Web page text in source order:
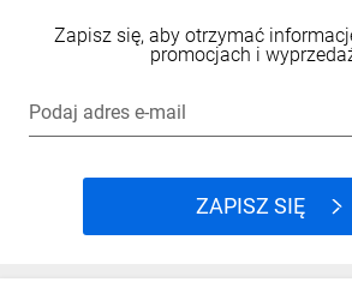
Zapisz się, aby otrzymać
promocjach i
Podaj adres e-mail
ZAPISZ SIĘ